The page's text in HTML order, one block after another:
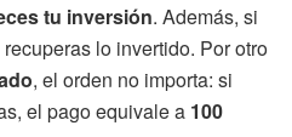
tu inversión. Además, si
lo invertido. Por otro
, el orden no importa: si
el pago equivale a 100